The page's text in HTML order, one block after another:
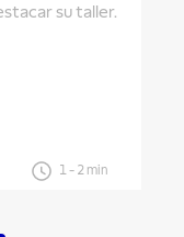
su taller.
1- 2 min